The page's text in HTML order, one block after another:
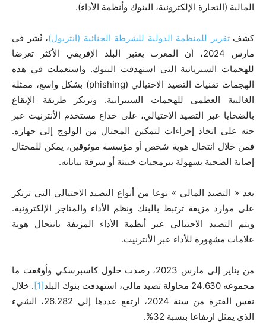
المالية (التجارة الإلكترونية، البنوك وأنظمة الأداء).
كشفتقرير للمنظمة الدولية للشرطة الجنائية (انتربول)، نُشر في
مارس 2024، أن المغرب يعتبر البلد الإفريقي الأكثر تعرضا
للهجمات السبريانية التي استهدفت البنوك. واستعملت في هذه
الهجمات تقنيات التصيد الاحتيالي (phishing) بشكل واسع، ممثلة
الغالبية العظمى للهجمات السيبرانية. وترتكز طريقة الإيقاع
بالضحايا عبر التصيد الاحتيالي، على خداع مستخدم الأنترنيت عبر
حثه على اتخاذ إجراءات لتمكين المحتال من الولوج إلى جهازه.
فمن خلال انتحال هوية شخص أو مؤسسة موثوقين، يمكن للمحتال
إصابة الضحية بسهولة ببرمجيات خبيثة أو سرقة بياناته.
يعد « التصيد المالي » نوعا من أنواع التصيد الاحتيالي التي ترتكز
على موارد مزيفة ترتبط بالبنك ونظم الأداء والمتاجر الإلكترونية.
ويتم التصيد الاحتيالي عبر أنظمة الأداء المزيفة بانتحال هوية
علامات مشهورة للأداء عبر الأنترنيت.
من يناير إلى مارس 2023، رصدت حلول كاسبرسكي وأوقفت ما
مجموعه 24.630 محاولة تصيد مالي، استهدفت بنوك البلد[1]. خلال
نفس الفترة من سنة 2024، ارتفع عددها إلى 26.282، الشيء
الذي يمثل ارتفاعا بنسبة 32
%.